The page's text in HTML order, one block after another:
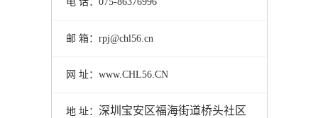
邮 箱：rpj@chl56.cn
网 址：www.CHL56.CN
地 址： 深圳宝安区福海街道桥头社区